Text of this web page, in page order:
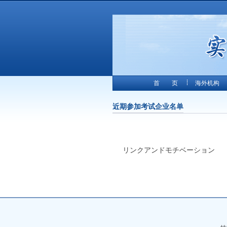
首 页 海外机构
近期参加考试企业名单
リンクアンドモチベーション